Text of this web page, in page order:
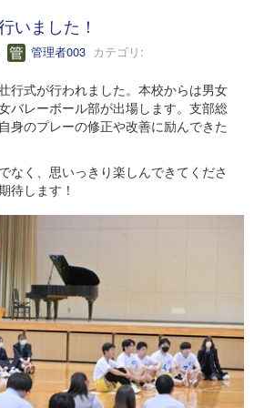
いました！
管理者003 カテゴリ:
行式が行われました。本校からは男女
バレーボール部が出場します。支部総
身のプレーの修正や改善に励んできた
なく、思いっきり楽しんできてくださ
待します！